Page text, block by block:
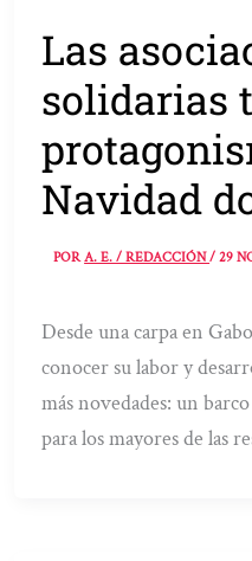
Las
solidarias
Navidad
PORA. E. / REDACCIÓN/29
Desde una carpa en
conocer su labor y
más novedades: un
para los mayores de las